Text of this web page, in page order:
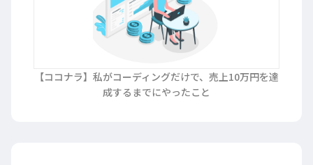
【ココナラ】私がコーディングだけで、売上10万円を達
成するまでにやったこと